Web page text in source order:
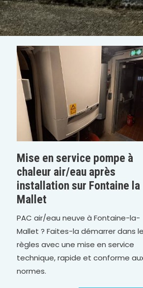
Mise en service pompe à
chaleur air/eau après
installation sur Fontaine la
Mallet
PAC air/eau neuve à Fontaine-la-
Mallet ? Faites-la démarrer dans
règles avec une mise en service
technique, rapide et conforme
normes.